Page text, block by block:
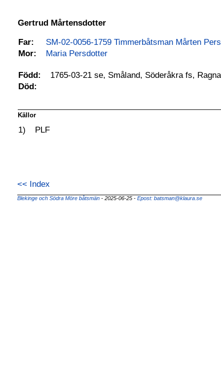
Gertrud Mårtensdotter
Far:
SM-02-0056-1759 Timmerbåtsman Mårten
Mor:
Maria Persdotter
Född:
1765-03-21 se, Småland, Söderåkra fs,
Död:
Källor
1) PLF
<< Index
Blekinge och Södra Möre båtsmän - 2025-06-25 - Epost: batsman@klaura.se